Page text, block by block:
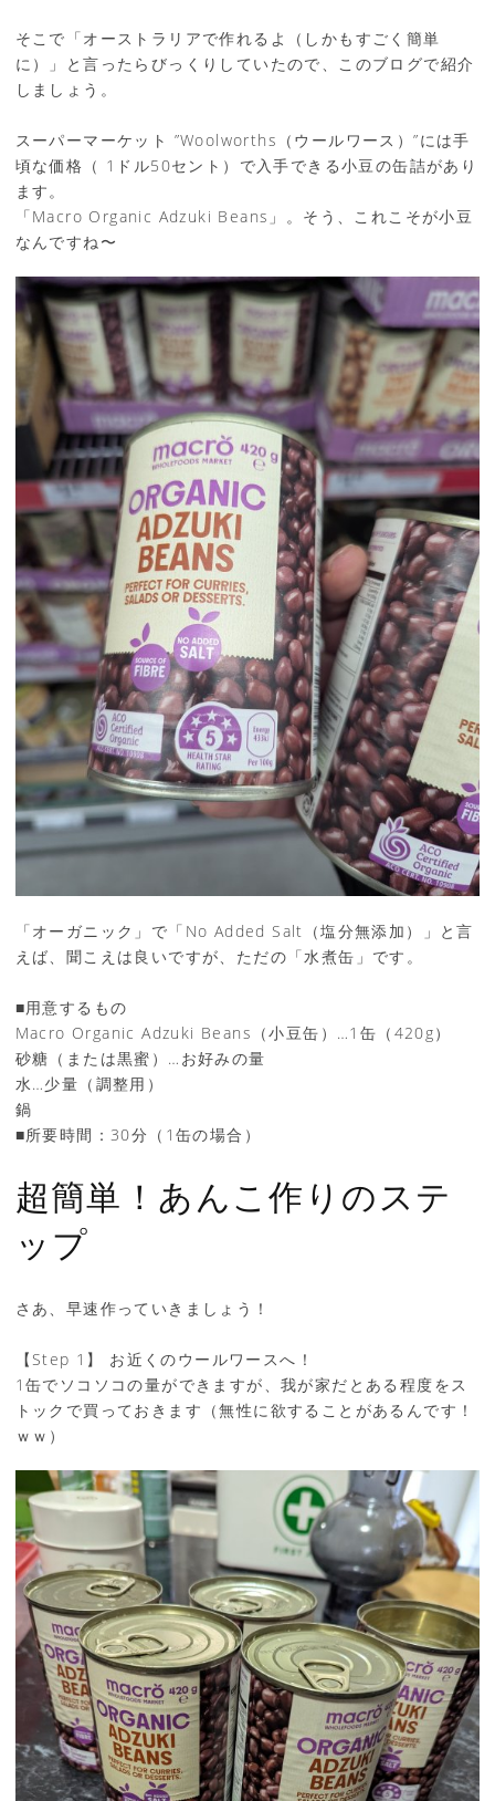
そこで「オーストラリアで作れるよ（しかもすごく簡単
に）」と言ったらびっくりしていたので、このブログで紹介
しましょう。
スーパーマーケット ”Woolworths（ウールワース）”には手
頃な価格（ 1ドル50セント）で入手できる小豆の缶詰があり
ます。
「Macro Organic Adzuki Beans」。そう、これこそが小豆
なんですね〜
「オーガニック」で「No Added Salt（塩分無添加）」と言
えば、聞こえは良いですが、ただの「水煮缶」です。
■用意するもの
Macro Organic Adzuki Beans（小豆缶）…1缶（420g）
砂糖（または黒蜜）…お好みの量
水…少量（調整用）
鍋
■所要時間：30分（1缶の場合）
超簡単！あんこ作りのステ
ップ
さあ、早速作っていきましょう！
【Step 1】 お近くのウールワースへ！
1缶でソコソコの量ができますが、我が家だとある程度をス
トックで買っておきます（無性に欲することがあるんです！
ｗｗ）